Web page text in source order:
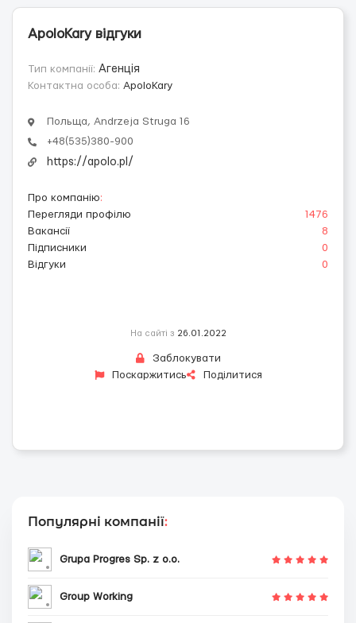
ApoloKary відгуки
Тип компанії: Агенція
Контактна особа: ApoloKary
Польща, Andrzeja Struga 16
+48(535)380-900
https://apolo.pl/
Про компанію:
Перегляди профілю
1476
Вакансії
8
Підписники
0
Відгуки
0
На сайті з 26.01.2022
Заблокувати
Поскаржитись
Поділитися
Популярні компанії:
Grupa Progres Sp. z o.o.
Group Working